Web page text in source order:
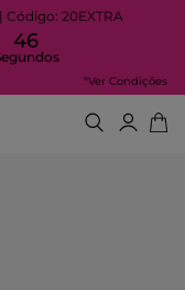
Código: 20EXTRA
45
*Ver Condições